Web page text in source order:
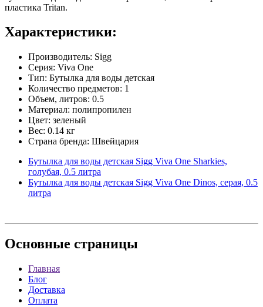
пластика Tritan.
Характеристики:
Производитель: Sigg
Серия: Viva One
Тип: Бутылка для воды детская
Количество предметов: 1
Объем, литров: 0.5
Материал: полипропилен
Цвет: зеленый
Вес: 0.14 кг
Страна бренда: Швейцария
Бутылка для воды детская Sigg Viva One Sharkies,
голубая, 0.5 литра
Бутылка для воды детская Sigg Viva One Dinos, серая, 0.5
литра
Основные страницы
Главная
Блог
Доставка
Оплата